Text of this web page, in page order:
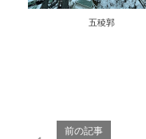
五稜郭
前の記事